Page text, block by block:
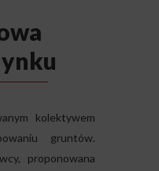
kolektywem
gruntów.
proponowana